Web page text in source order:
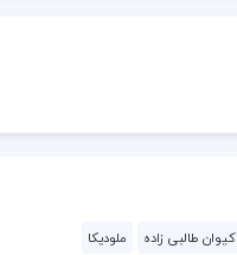
کیوان طالبی زاده ملودیکا